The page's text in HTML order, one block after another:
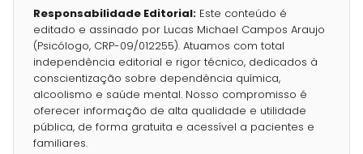
Responsabilidade Editorial: Este conteúdo é
editado e assinado por Lucas Michael Campos Araujo
(Psicólogo, CRP-09/012255). Atuamos com total
independência editorial e rigor técnico, dedicados à
conscientização sobre dependência química,
alcoolismo e saúde mental. Nosso compromisso é
oferecer informação de alta qualidade e utilidade
pública, de forma gratuita e acessível a pacientes e
familiares.